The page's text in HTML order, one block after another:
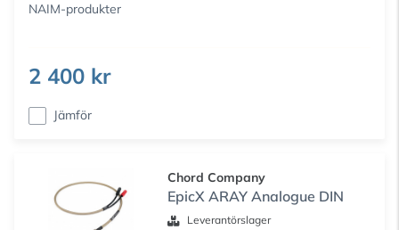
NAIM-produkter
2 400 kr
Jämför
Chord Company
EpicX ARAY Analogue DIN
Leverantörslager